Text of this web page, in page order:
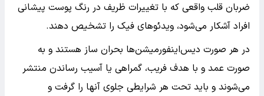
ضربان قلب واقعی که با تغییرات ظریف در رنگ پوست پیشانی
افراد آشکار می‌شود، ویدئوهای فیک را تشخیص دهند.
در هر صورت دیس‌اینفورمیشن‌ها بحران ساز هستند و به
صورت عمد و با هدف فریب، گمراهی یا آسیب رساندن منتشر
می‌شوند و باید تحت هر شرایطی جلوی آنها را گرفت و